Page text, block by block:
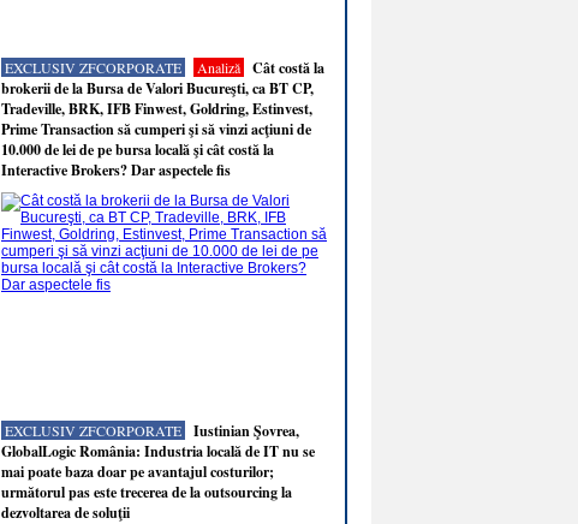
EXCLUSIV ZFCORPORATE Analiză
Cât costă la
brokerii de la Bursa de Valori Bucureşti, ca BT CP,
Tradeville, BRK, IFB Finwest, Goldring, Estinvest,
Prime Transaction să cumperi şi să vinzi acţiuni de
10.000 de lei de pe bursa locală şi cât costă la
Interactive Brokers? Dar aspectele fis
EXCLUSIV ZFCORPORATE
Iustinian Şovrea,
GlobalLogic România: Industria locală de IT nu se
mai poate baza doar pe avantajul costurilor;
următorul pas este trecerea de la outsourcing la
dezvoltarea de soluţii